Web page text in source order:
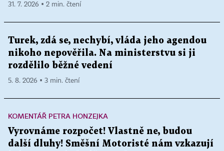
31. 7. 2026 ▪ 2 min. čtení
Turek, zdá se, nechybí, vláda jeho agendou
nikoho nepověřila. Na ministerstvu si ji
rozdělilo běžné vedení
5. 8. 2026 ▪ 3 min. čtení
KOMENTÁŘ PETRA HONZEJKA
Vyrovnáme rozpočet! Vlastně ne, budou
další dluhy! Směšní Motoristé nám vzkazují